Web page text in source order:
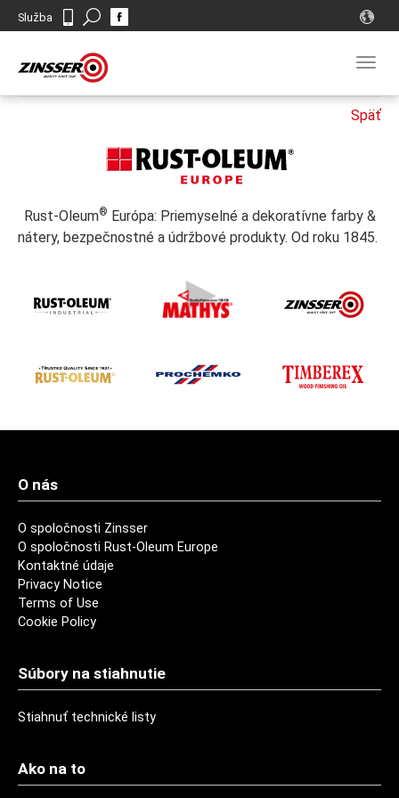
Služba KontaktSearch
Rust-Oleum® Európa: Priemyselné a dekoratívne farby &
nátery, bezpečnostné a údržbové produkty. Od roku 1845.
O nás
O spoločnosti Zinsser
O spoločnosti Rust-Oleum Europe
Kontaktné údaje
Privacy Notice
Terms of Use
Cookie Policy
Súbory na stiahnutie
Stiahnuť technické listy
Ako na to